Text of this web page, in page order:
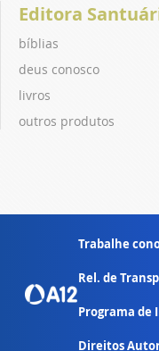
Editora
bíblias
deus conosco
livros
outros produtos
Trabalhe
Rel. de
Programa de
Direitos